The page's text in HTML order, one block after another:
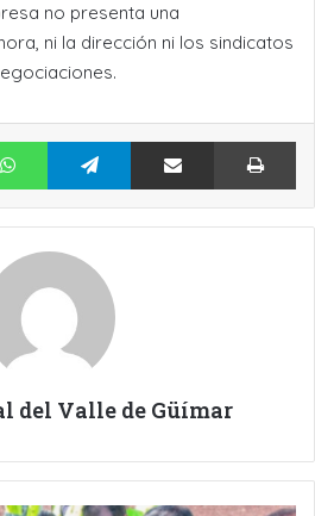
no presenta una
ni la dirección ni los sindicatos
WhatsApp Telegram Compartir por Email
del Valle de Güímar